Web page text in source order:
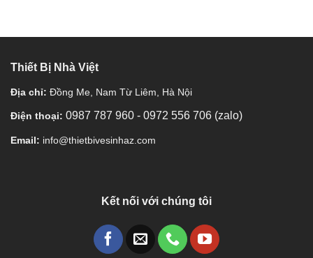
Thiết Bị Nhà Việt
Địa chỉ: Đồng Me, Nam Từ Liêm, Hà Nội
Điện thoại: 0987 787 960 - 0972 556 706 (zalo)
Email: info@thietbivesinhaz.com
Kết nối với chúng tôi